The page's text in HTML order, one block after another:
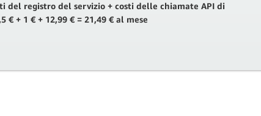
del registro del servizio + costi delle chiamate API di
€ + 1 € + 12,99 € = 21,49 € al mese